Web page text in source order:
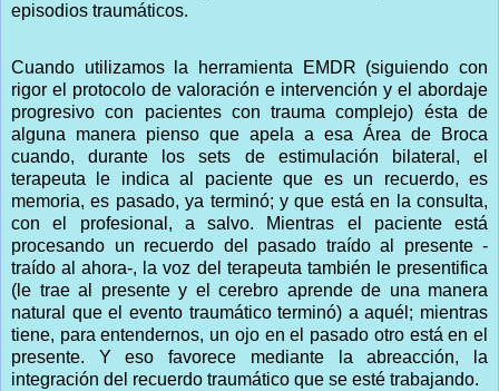
episodios traumáticos.
Cuando utilizamos la herramienta EMDR (siguiendo con
rigor el protocolo de valoración e intervención y el abordaje
progresivo con pacientes con trauma complejo) ésta de
alguna manera pienso que apela a esa Área de Broca
cuando, durante los sets de estimulación bilateral, el
terapeuta le indica al paciente que es un recuerdo, es
memoria, es pasado, ya terminó; y que está en la consulta,
con el profesional, a salvo. Mientras el paciente está
procesando un recuerdo del pasado traído al presente -
traído al ahora-, la voz del terapeuta también le presentifica
(le trae al presente y el cerebro aprende de una manera
natural que el evento traumático terminó) a aquél; mientras
tiene, para entendernos, un ojo en el pasado otro está en el
presente. Y eso favorece mediante la abreacción, la
integración del recuerdo traumático que se esté trabajando.